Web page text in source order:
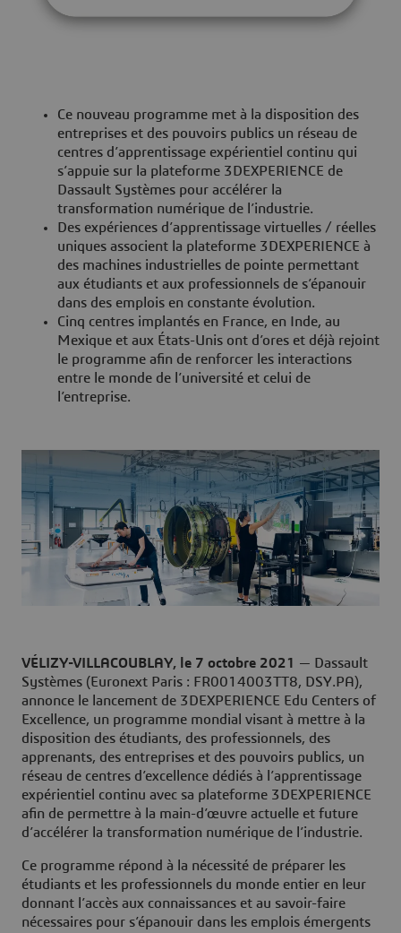
Ce nouveau programme met à la disposition des
entreprises et des pouvoirs publics un réseau de
centres d’apprentissage expérientiel continu qui
s’appuie sur la plateforme 3DEXPERIENCE de
Dassault Systèmes pour accélérer la
transformation numérique de l’industrie.
Des expériences d’apprentissage virtuelles / réelles
uniques associent la plateforme 3DEXPERIENCE à
des machines industrielles de pointe permettant
aux étudiants et aux professionnels de s’épanouir
dans des emplois en constante évolution.
Cinq centres implantés en France, en Inde, au
Mexique et aux États-Unis ont d’ores et déjà rejoint
le programme afin de renforcer les interactions
entre le monde de l’université et celui de
l’entreprise.
VÉLIZY-VILLACOUBLAY, le 7 octobre 2021
— Dassault
Systèmes (Euronext Paris : FR0014003TT8, DSY.PA),
annonce le lancement de 3DEXPERIENCE Edu Centers of
Excellence, un programme mondial visant à mettre à la
disposition des étudiants, des professionnels, des
apprenants, des entreprises et des pouvoirs publics, un
réseau de centres d’excellence dédiés à l’apprentissage
expérientiel continu avec sa plateforme 3DEXPERIENCE
afin de permettre à la main-d’œuvre actuelle et future
d’accélérer la transformation numérique de l’industrie.
Ce programme répond à la nécessité de préparer les
étudiants et les professionnels du monde entier en leur
donnant l’accès aux connaissances et au savoir-faire
nécessaires pour s’épanouir dans les emplois émergents